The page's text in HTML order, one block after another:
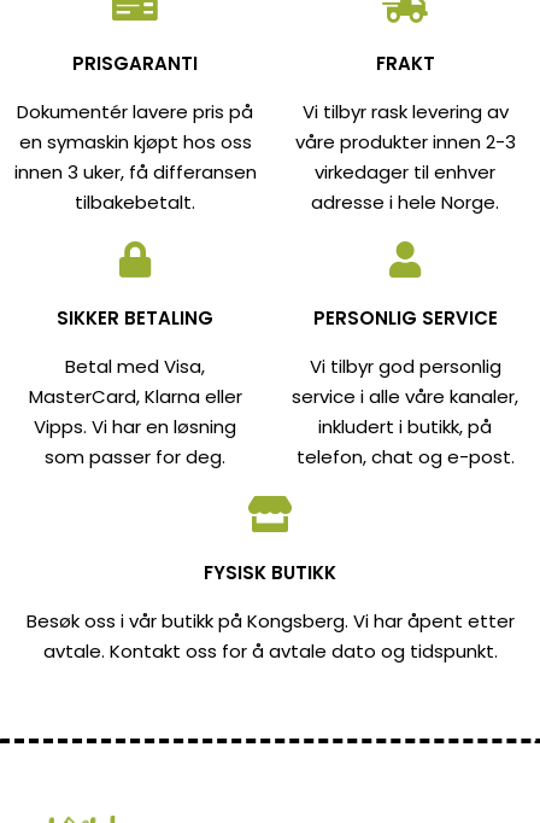
PRISGARANTI
Dokumentér lavere pris på
en symaskin kjøpt hos oss
innen 3 uker, få differansen
tilbakebetalt.
FRAKT
Vi tilbyr rask levering av
våre produkter innen 2-3
virkedager til enhver
adresse i hele Norge.
SIKKER BETALING
Betal med Visa,
MasterCard, Klarna eller
Vipps. Vi har en løsning
som passer for deg.
PERSONLIG SERVICE
Vi tilbyr god personlig
service i alle våre kanaler,
inkludert i butikk, på
telefon, chat og e-post.
FYSISK BUTIKK
Besøk oss i vår butikk på Kongsberg. Vi har åpent etter
avtale. Kontakt oss for å avtale dato og tidspunkt.